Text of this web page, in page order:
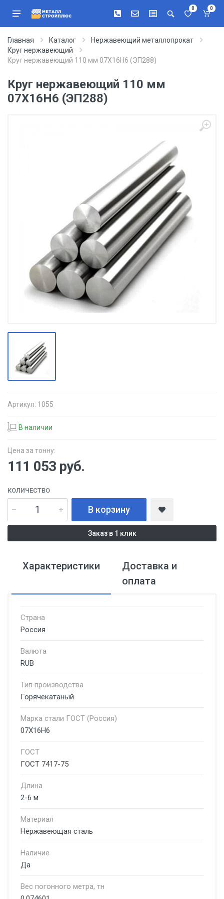
0 0
Главная Каталог
Нержавеющий металлопрокат
Круг нержавеющий
Круг нержавеющий 110 мм 07Х16Н6 (ЭП288)
Круг нержавеющий 110 мм
07Х16Н6 (ЭП288)
Артикул: 1055
В наличии
Цена за тонну:
111 053 руб.
КОЛИЧЕСТВО
В корзину
Заказ в 1 клик
Характеристики
Доставка и
оплата
Страна
Россия
Валюта
RUB
Тип производства
Горячекатаный
Марка стали ГОСТ (Россия)
07Х16Н6
ГОСТ
ГОСТ 7417-75
Длина
2-6 м
Материал
Нержавеющая сталь
Наличие
Да
Вес погонного метра, тн